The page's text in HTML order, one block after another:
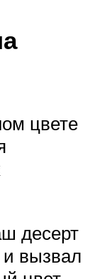
цвете
десерт
и вызвал